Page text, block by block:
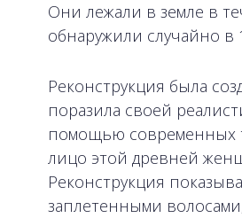
Они лежали в земле в
обнаружили случайно в
Реконструкция была
поразила своей
помощью современных
лицо этой древней
Реконструкция
заплетенными